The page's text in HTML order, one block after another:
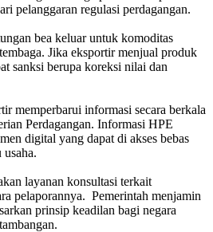
pelanggaran regulasi perdagangan.
bea keluar untuk komoditas
Jika eksportir menjual produk
sanksi berupa koreksi nilai dan
memperbarui informasi secara berkala
Perdagangan. Informasi HPE
digital yang dapat di akses bebas
usaha.
layanan konsultasi terkait
pelaporannya. Pemerintah menjamin
prinsip keadilan bagi negara